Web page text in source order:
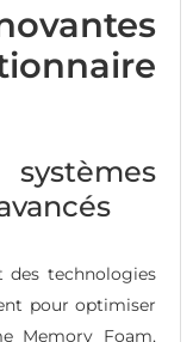
des technologies
pour optimiser
Memory Foam,